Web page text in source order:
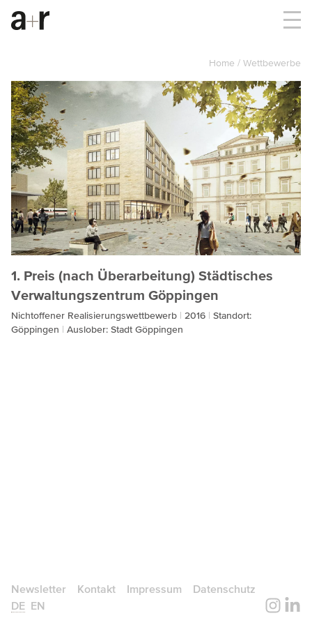
Home Wettbewerbe
1. Preis (nach Überarbeitung) Städtisches
Verwaltungszentrum Göppingen
Nichtoffener Realisierungswettbewerb 2016
Standort:
Göppingen
Auslober: Stadt Göppingen
Newsletter Kontakt Impressum
Datenschutz
DE EN